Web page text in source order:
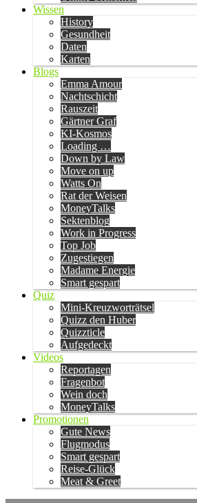
Wissen
History
Gesundheit
Daten
Karten
Blogs
Emma Amour
Nachtschicht
Rauszeit
Gärtner Graf
KI-Kosmos
Loading …
Down by Law
Move on up
Watts On
Rat der Weisen
MoneyTalks
Sektenblog
Work in Progress
Top Job
Zugestiegen
Madame Energie
Smart gespart
Quiz
Mini-Kreuzworträtsel
Quizz den Huber
Quizzticle
Aufgedeckt
Videos
Reportagen
Fragenbot
Wein doch
MoneyTalks
Promotionen
Gute News
Flugmodus
Smart gespart
Reise-Glück
Meat & Greet